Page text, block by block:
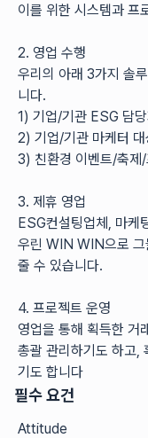
이를 위한 시스템과 프
2. 영업 수행
우리의 아래 3가지 솔
니다.
1) 기업/기관 ESG 담
2) 기업/기관 마케터
3) 친환경 이벤트/축제
3. 제휴 영업
ESG컨설팅업체, 마케
우린 WIN WIN으로 그
줄 수 있습니다.
4. 프로젝트 운영
영업을 통해 획득한 거
총괄 관리하기도 하고,
기도 합니다
필수 요건
Attitude